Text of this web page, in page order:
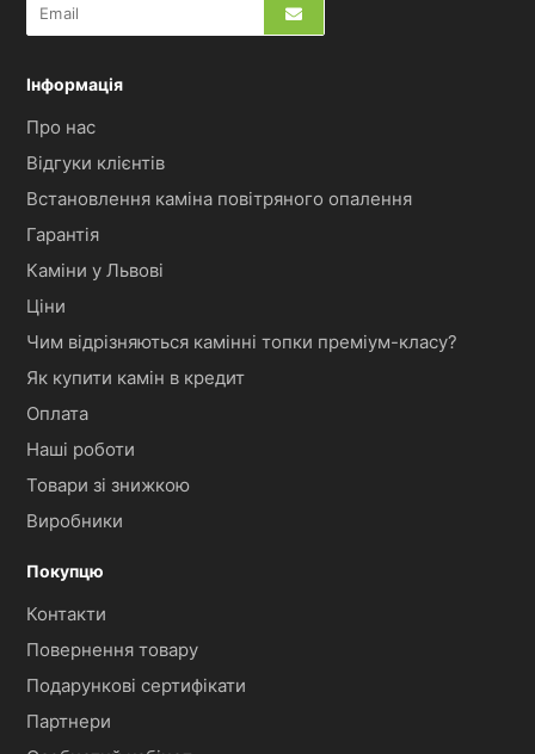
Інформація
Про нас
Відгуки клієнтів
Встановлення каміна повітряного опалення
Гарантія
Каміни у Львові
Ціни
Чим відрізняються камінні топки преміум-класу?
Як купити камін в кредит
Оплата
Наші роботи
Товари зі знижкою
Виробники
Покупцю
Контакти
Повернення товару
Подарункові сертифікати
Партнери